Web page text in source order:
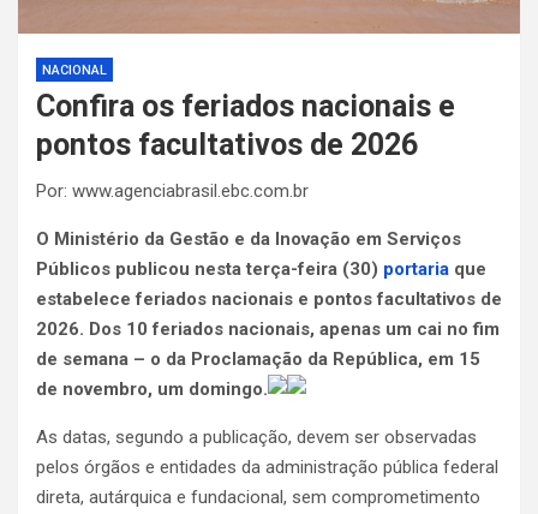
NACIONAL
Confira os feriados nacionais e
pontos facultativos de 2026
Por: www.agenciabrasil.ebc.com.br
O Ministério da Gestão e da Inovação em Serviços
Públicos publicou nesta terça-feira (30) portaria que
estabelece feriados nacionais e pontos facultativos de
2026. Dos 10 feriados nacionais, apenas um cai no fim
de semana – o da Proclamação da República, em 15
de novembro, um domingo.
As datas, segundo a publicação, devem ser observadas
pelos órgãos e entidades da administração pública federal
direta, autárquica e fundacional, sem comprometimento